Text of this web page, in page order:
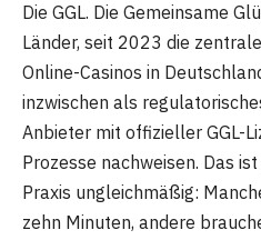
Die GGL. Die Gemeinsame
Länder, seit 2023 die
Online-Casinos in
inzwischen als
Anbieter mit offizieller GGL-
Prozesse nachweisen. Das
Praxis ungleichmäßig:
zehn Minuten, andere